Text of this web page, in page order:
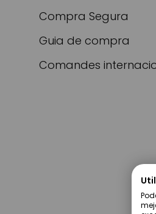
Compra Segura
Guia de compra
Comandes